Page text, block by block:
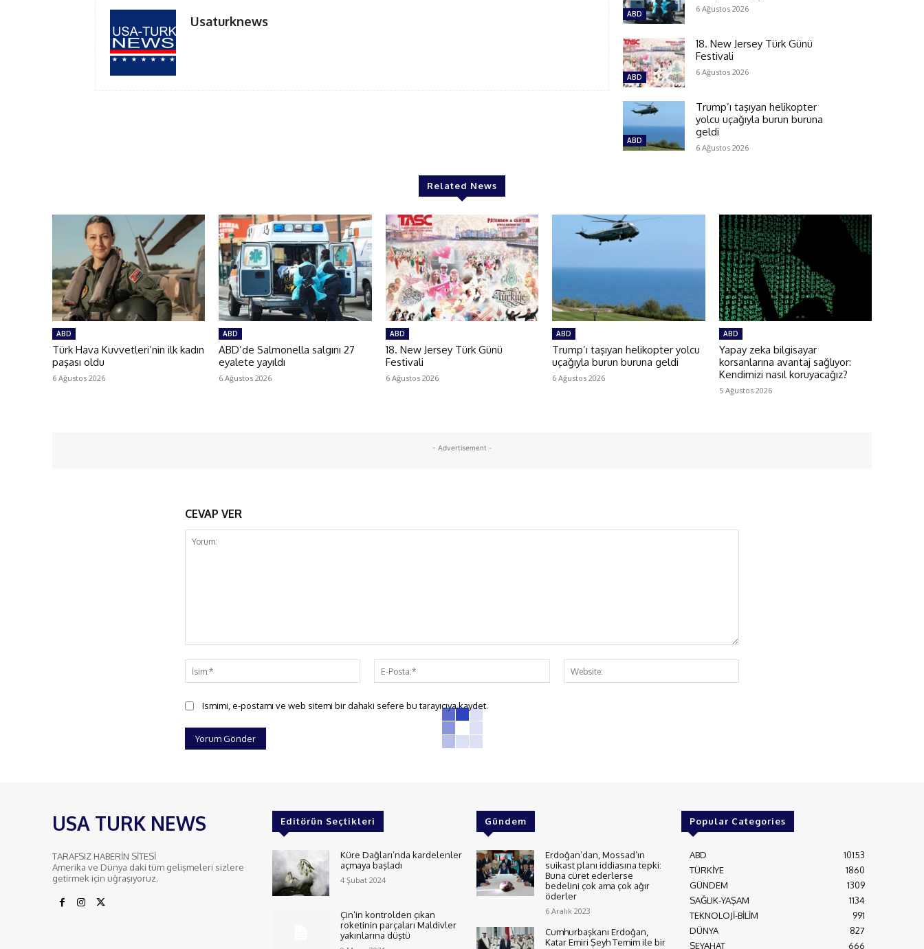
Usaturknews
ABD 6 Ağustos 2026
ABD
18. New Jersey Türk Günü
Festivali
6 Ağustos 2026
ABD
Trump’ı taşıyan helikopter
yolcu uçağıyla burun buruna
geldi
6 Ağustos 2026
Related News
ABD
Türk Hava Kuvvetleri’nin ilk kadın
paşası oldu
6 Ağustos 2026
ABD
ABD’de Salmonella salgını 27
eyalete yayıldı
6 Ağustos 2026
ABD
18. New Jersey Türk Günü
Festivali
6 Ağustos 2026
ABD
Trump’ı taşıyan helikopter yolcu
uçağıyla burun buruna geldi
6 Ağustos 2026
ABD
Yapay zeka bilgisayar
korsanlarına avantaj sağlıyor:
Kendimizi nasıl koruyacağız?
5 Ağustos 2026
- Advertisement -
CEVAP VER
İsim:*
Posta:*
Ismimi, e-postamı ve web sitemi bir dahaki sefere bu tarayıcıya kaydet.
USA TURK NEWS
TARAFSIZ HABERİN SİTESİ
Amerika ve Dünya daki tüm gelişmeleri sizlere
getirmek için uğraşıyoruz.
Editörün Seçtikleri
Küre Dağları’nda kardelenler
açmaya başladı
4 Şubat 2024
Çin’in kontrolden çıkan
roketinin parçaları Maldivler
yakınlarına düştü
Gündem
Erdoğan’dan, Mossad’ın
suikast planı iddiasına tepki:
Buna cüret ederlerse
bedelini çok ama çok ağır
öderler
6 Aralık 2023
Cumhurbaşkanı Erdoğan,
Katar Emiri Şeyh Temim ile bir
Popular Categories
ABD
10153
TÜRKİYE
1860
GÜNDEM
1309
SAĞLIK-YAŞAM
1134
TEKNOLOJİ-BİLİM
991
DÜNYA
827
SEYAHAT
666